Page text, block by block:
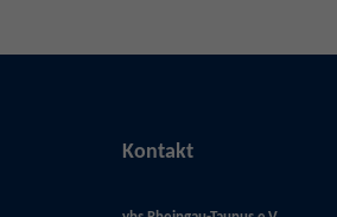
Kontakt